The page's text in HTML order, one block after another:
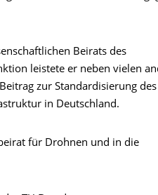
Beirats des
leistete er neben vielen
zur Standardisierung des
in Deutschland.
für Drohnen und in die